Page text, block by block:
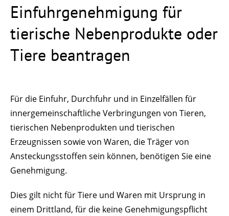
Einfuhrgenehmigung für
tierische Nebenprodukte oder
Tiere beantragen
Für die Einfuhr, Durchfuhr und in Einzelfällen für
innergemeinschaftliche Verbringungen von Tieren,
tierischen Nebenprodukten und tierischen
Erzeugnissen sowie von Waren, die Träger von
Ansteckungsstoffen sein können, benötigen Sie eine
Genehmigung.
Dies gilt nicht für Tiere und Waren mit Ursprung in
einem Drittland, für die keine Genehmigungspflicht